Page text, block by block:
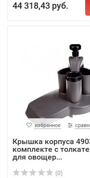
44 318,43 руб.
избранное
Крышка корпуса
комплекте с
для овощер...
(0)